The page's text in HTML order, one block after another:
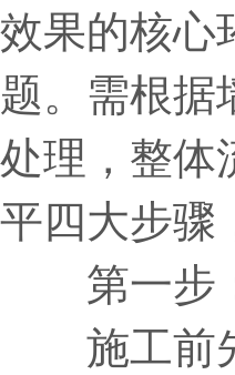
效果的核心
题。需根据
处理，整体
平四大步骤
第一步
施工前先